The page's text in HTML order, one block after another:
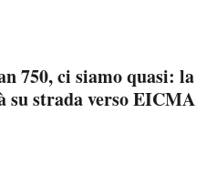
750, ci siamo quasi: la
su strada verso EICMA